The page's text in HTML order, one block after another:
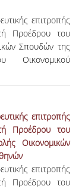
επιτροπής
Προέδρου του
Σπουδών της
Οικονομικού
επιτροπής
Προέδρου του
Οικονομικών
επιτροπής
Προέδρου του